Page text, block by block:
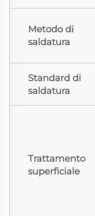
Metodo di
saldatura
Standard di
saldatura
Trattamento
superficiale